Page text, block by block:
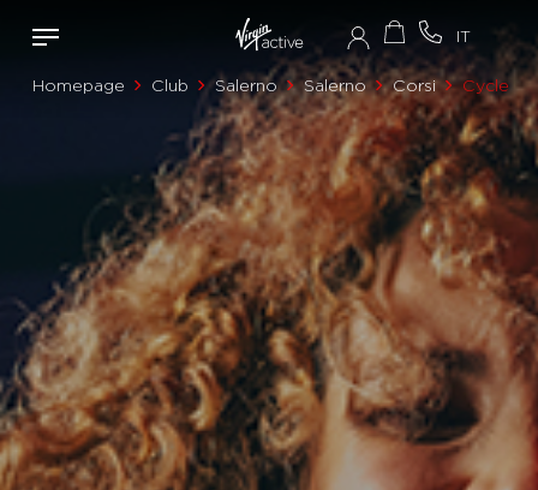
Homepage Club Salerno Salerno Corsi Cycle